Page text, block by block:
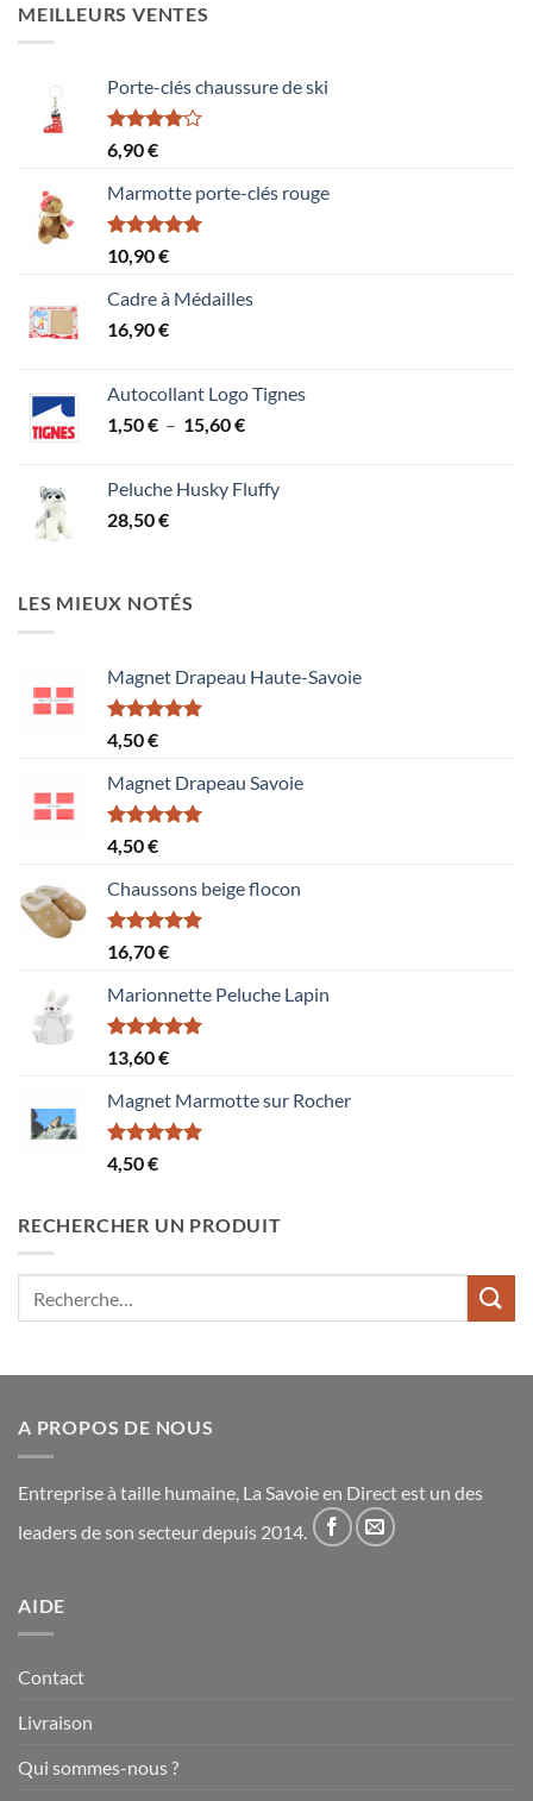
MEILLEURS VENTES
Porte-clés chaussure de ski
Note
4.00
5
6,90€
Marmotte porte-clés rouge
Note5.00
sur 5
10,90€
Cadre à Médailles
16,90€
Autocollant Logo Tignes
1,50€ – 15,60€Plage
1,50 €
Peluche Husky Fluffy
28,50€
LES MIEUX NOTÉS
Magnet Drapeau Haute-Savoie
Note5.00
sur 5
4,50€
Magnet Drapeau Savoie
Note5.00
sur 5
4,50€
Chaussons beige flocon
Note5.00
sur 5
16,70€
Marionnette Peluche Lapin
Note5.00
sur 5
13,60€
Magnet Marmotte sur Rocher
Note5.00
sur 5
4,50€
RECHERCHER UN PRODUIT
A PROPOS DE NOUS
Entreprise à taille humaine, La Savoie en Direct est un des
leaders de son secteur depuis 2014.
AIDE
Contact
Livraison
Qui sommes-nous ?